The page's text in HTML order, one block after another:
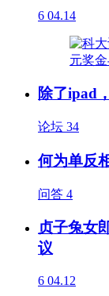
6 04.14
除了ipad
论坛 34
何为单反
问答 4
贞子兔女
议
6 04.12